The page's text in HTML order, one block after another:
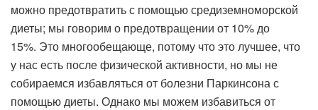
можно предотвратить с помощью средиземноморской
диеты; мы говорим о предотвращении от 10% до
15%. Это многообещающе, потому что это лучшее, что
у нас есть после физической активности, но мы не
собираемся избавляться от болезни Паркинсона с
помощью диеты. Однако мы можем избавиться от